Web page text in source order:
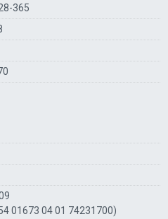
365
01673 04 01 74231700)